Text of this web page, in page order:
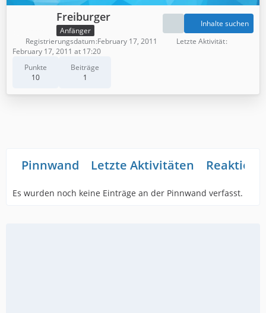
Freiburger
Anfänger
Punkte
10
Beiträge
1
Inhalte suchen
Registrierungsdatum February 17, 2011
Letzte Aktivität
February 17, 2011 at 17:20
Pinnwand Letzte Aktivitäten
Es wurden noch keine Einträge an der Pinnwand verfasst.